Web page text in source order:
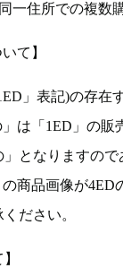
一住所での複数
て】
」表記)の存
は「1ED」の
となりますの
商品画像が
ださい。